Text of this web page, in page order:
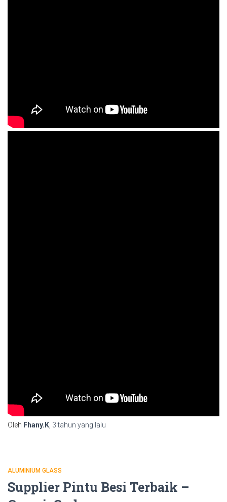
Oleh Fhany.K, 3 tahun yang lalu
ALUMINIUM GLASS
Supplier Pintu Besi Terbaik –